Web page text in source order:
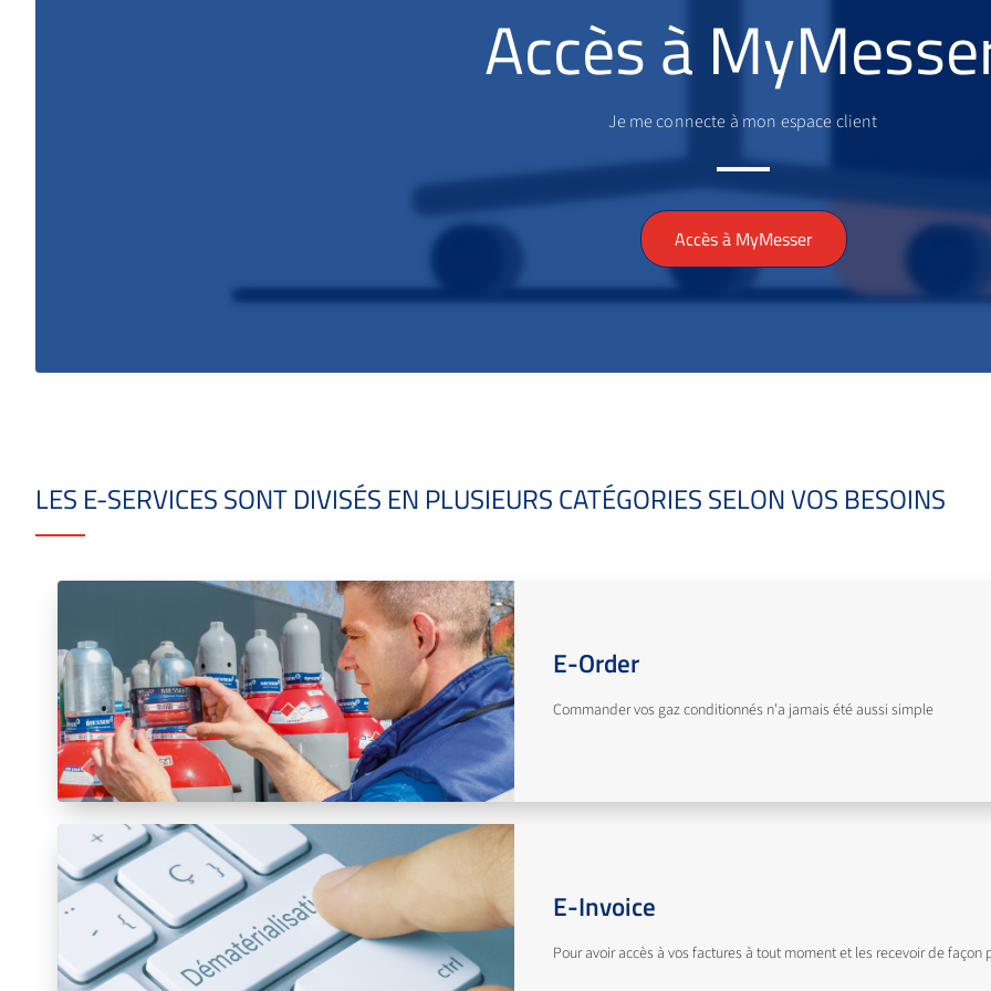
Accès à
Je me connecte à mon espace client
Accès à MyMesser
LES E-SERVICES SONT DIVISÉS EN PLUSIEURS CATÉGORIES SELON VOS BESOINS
E-Order
Commander vos gaz conditionnés n'a jamais été aussi simple
E-Invoice
Pour avoir accès à vos factures à tout moment et les recevoir de